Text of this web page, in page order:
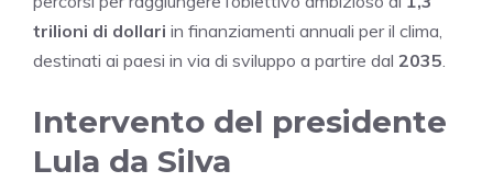
trilioni di dollari in finanziamenti annuali per il clima,
destinati ai paesi in via di sviluppo a partire dal 2035.
Intervento del presidente
Lula da Silva